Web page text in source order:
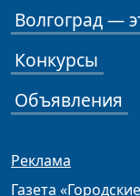
Волгоград —
Конкурсы
Объявления
Реклама
Газета